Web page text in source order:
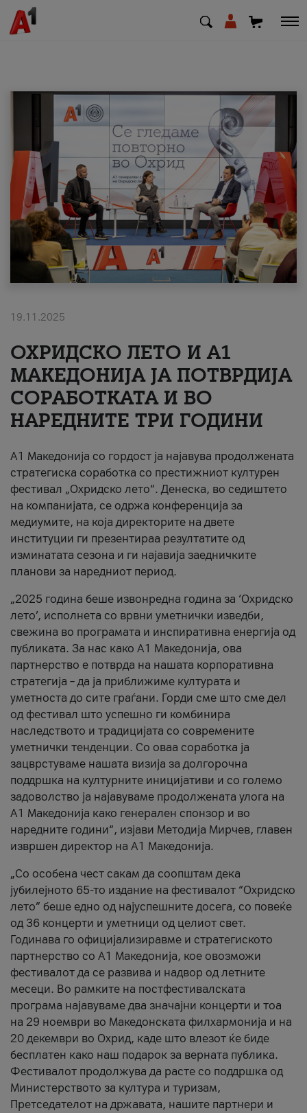
МК SQ
Приватни Деловни
Поддршка
Надополни кредит
#ПодобарОнлајн
19.11.2025
ОХРИДСКО ЛЕТО И A1
МАКЕДОНИЈА ЈА ПОТВРДИЈА
СОРАБОТКАТА И ВО
НАРЕДНИТЕ ТРИ ГОДИНИ
A1 Македонија со гордост ја најавува продолжената
стратегиска соработка со престижниот културен
фестивал „Охридско лето“. Денеска, во седиштето
на компанијата, се одржа конференција за
медиумите, на која директорите на двете
институции ги презентираа резултатите од
изминатата сезона и ги најавија заедничките
планови за наредниот период.
„2025 година беше извонредна година за ‘Охридско
лето’, исполнета со врвни уметнички изведби,
свежина во програмата и инспиративна енергија од
публиката. За нас како A1 Македонија, ова
партнерство е потврда на нашата корпоративна
стратегија – да ја приближиме културата и
уметноста до сите граѓани. Горди сме што сме дел
од фестивал што успешно ги комбинира
наследството и традицијата со современите
уметнички тенденции. Со оваа соработка ја
зацврстуваме нашата визија за долгорочна
поддршка на културните иницијативи и со големо
задоволство ја најавуваме продолжената улога на
A1 Македонија како генерален спонзор и во
наредните години“, изјави Методија Мирчев, главен
извршен директор на A1 Македонија.
„Со особена чест сакам да соопштам дека
јубилејното 65-то издание на фестивалот “Охридско
лето” беше едно од најуспешните досега, со повеќе
од 36 концерти и уметници од целиот свет.
Годинава го официјализиравме и стратегиското
партнерство со А1 Македонија, кое овозможи
фестивалот да се развива и надвор од летните
месеци. Во рамките на постфестивалската
програма најавуваме два значајни концерти и тоа
на 29 ноември во Македонската филхармонија и на
20 декември во Охрид, каде што влезот ќе биде
бесплатен како наш подарок за верната публика.
Фестивалот продолжува да расте со поддршка од
Министерството за култура и туризам,
Претседателот на државата, нашите партнери и